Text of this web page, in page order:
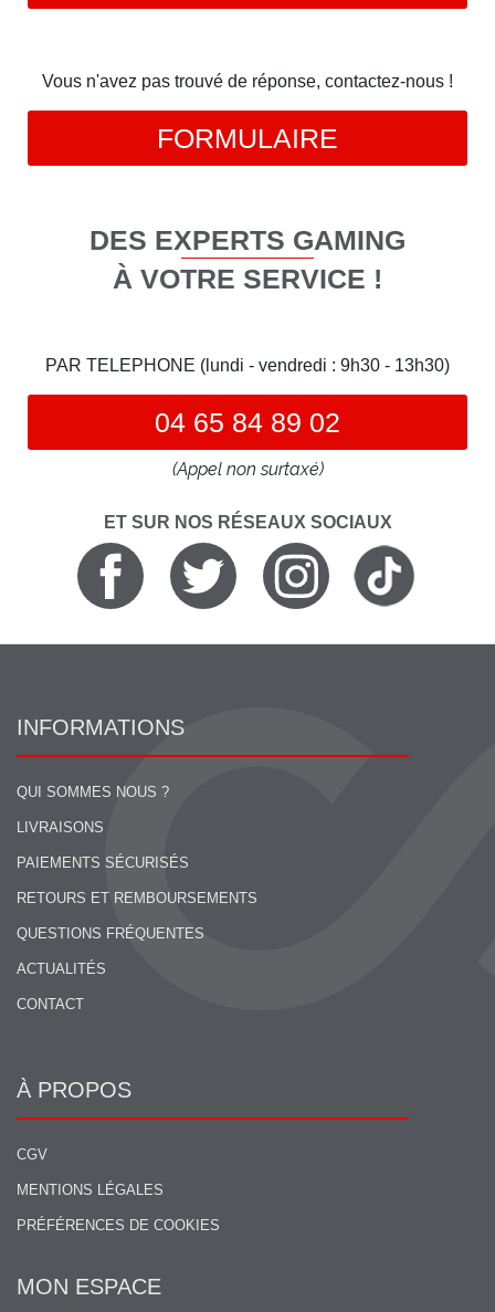
Vous n'avez pas trouvé de réponse, contactez-nous !
FORMULAIRE
DES EXPERTS GAMING
À VOTRE SERVICE !
PAR TELEPHONE (lundi - vendredi : 9h30 - 13h30)
04 65 84 89 02
(Appel non surtaxé)
ET SUR NOS RÉSEAUX SOCIAUX
INFORMATIONS
QUI SOMMES NOUS ?
LIVRAISONS
PAIEMENTS SÉCURISÉS
RETOURS ET REMBOURSEMENTS
QUESTIONS FRÉQUENTES
ACTUALITÉS
CONTACT
À PROPOS
CGV
MENTIONS LÉGALES
PRÉFÉRENCES DE COOKIES
MON ESPACE